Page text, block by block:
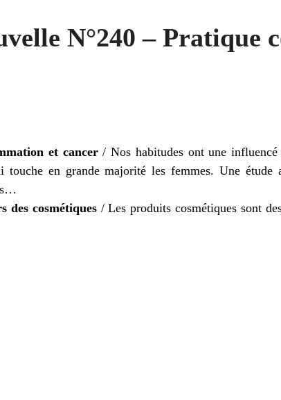
N°240 – Pratique
et cancer/ Nos habitudes ont une influencé
touche en grande majorité les femmes. Une
des cosmétiques/ Les produits cosmétiques sont